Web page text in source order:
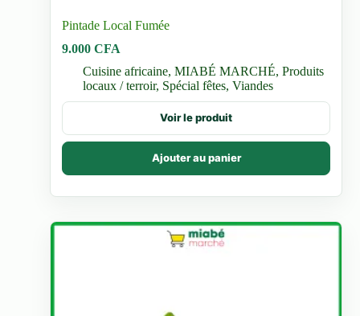
Pintade Local Fumée
9.000CFA
Cuisine africaine,MIABÉ MARCHÉ,Produits
locaux / terroir, Spécial fêtes,Viandes
Voir le produit
Ajouter au panier